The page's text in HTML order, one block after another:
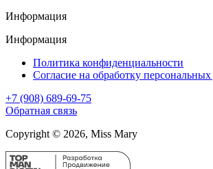
Информация
Информация
Политика конфиденциальности
Согласие на обработку
+7 (908) 689-69-75
Обратная связь
Copyright © 2026, Miss Mary